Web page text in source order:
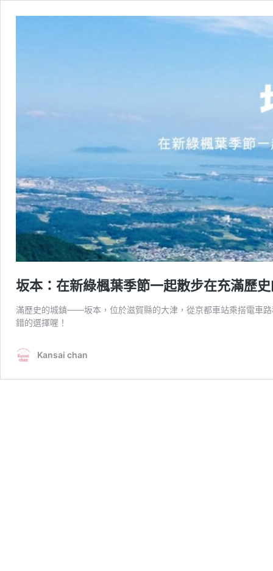
坂本：在新綠楓葉季節一起散步在充滿歷
滿歷史的城鎮——坂本，位於滋賀縣的大津，從京都車站乘搭電車
錯的選擇喔！
Kansai chan